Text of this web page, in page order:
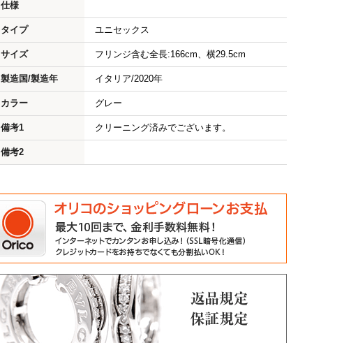
仕様
タイプ ユニセックス
サイズ フリンジ含む全長:166cm、横29.5cm
製造国/製造年 イタリア/2020年
カラー グレー
備考1 クリーニング済みでございます。
備考2